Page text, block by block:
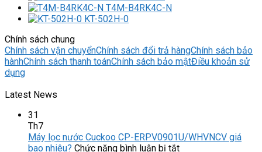
T4M-B4RK4C-N
KT-502H-0
Chính sách chung
Chính sách vận chuyểnChính sách đổi trả hàngChính sách bảo
hànhChính sách thanh toánChính sách bảo mậtĐiều khoản sử
dụng
Latest News
31
Th7
Máy lọc nước Cuckoo CP-ERPV0901U/WHVNCV giá
bao nhiêu? Chức năng bình luận bị tắtở